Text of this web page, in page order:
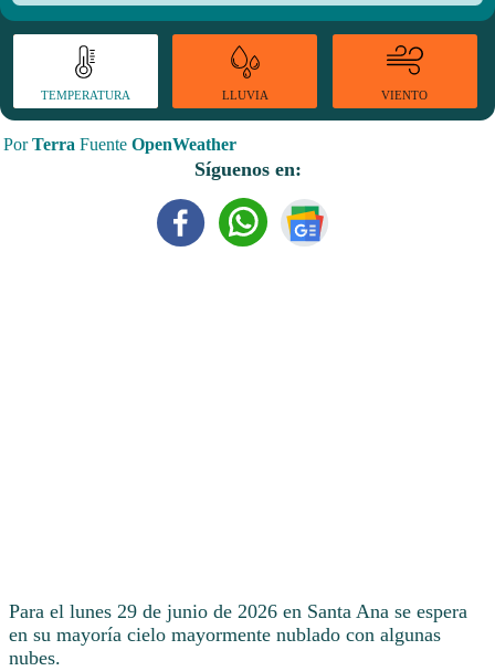
TEMPERATURA LLUVIA VIENTO
PorTerra Fuente OpenWeather
Síguenos en:
Para el lunes 29 de junio de 2026 en Santa Ana se espera
en su mayoría cielo mayormente nublado con algunas
nubes.